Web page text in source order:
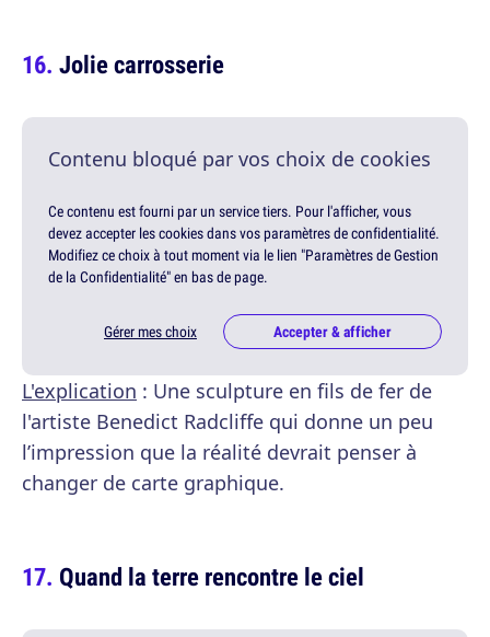
Jolie carrosserie
Contenu bloqué par vos choix de cookies
Ce contenu est fourni par un service tiers. Pour l'afficher, vous
devez accepter les cookies dans vos paramètres de confidentialité.
Modifiez ce choix à tout moment via le lien "Paramètres de Gestion
de la Confidentialité" en bas de page.
Gérer mes choix Accepter & afficher
L'explication : Une sculpture en fils de fer de
l'artiste Benedict Radcliffe qui donne un peu
l’impression que la réalité devrait penser à
changer de carte graphique.
Quand la terre rencontre le ciel